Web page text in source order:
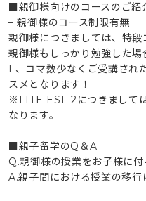
■親御様向けのコースのご紹
– 親御様のコース制限有無
親御様につきましては、特段
親御様もしっかり勉強した
L、コマ数少なくご受講さ
スメとなります！
※LITE ESL 2につきまして
なります。
■親子留学のQ＆A
Q.親御様の授業をお子様に
A.親子間における授業の移行